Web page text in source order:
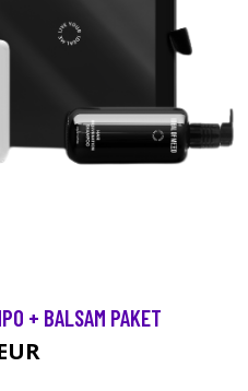
+ BALSAM PAKET